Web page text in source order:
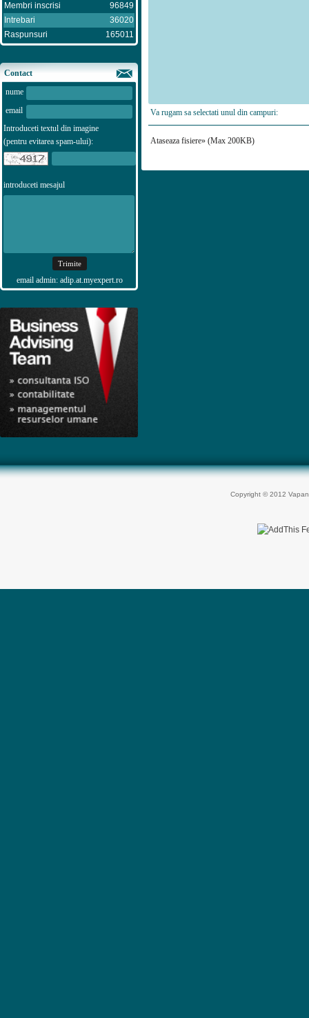
Membri inscrisi
96849
Intrebari
36020
Raspunsuri
165011
Contact
nume
email
Introduceti textul din imagine
(pentru evitarea spam-ului):
introduceti mesajul
email admin: adip.at.myexpert.ro
Va rugam sa selectati unul din campuri:
Ataseaza fisiere» (Max 200KB)
Copyright © 2012